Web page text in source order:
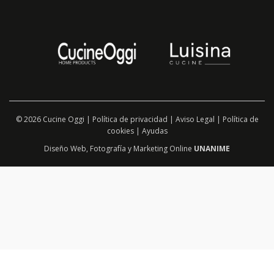
© 2026 Cucine Oggi | Política de privacidad | Aviso Legal | Política de
cookies| Ayudas
Diseño Web, Fotografía y Marketing Online UNANIME